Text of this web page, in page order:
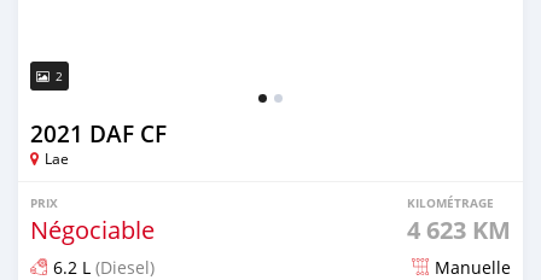
2
2021 DAF CF
Lae
PRIX
Négociable
KILOMÉTRAGE
4 623 KM
6.2 L (Diesel) Manuelle